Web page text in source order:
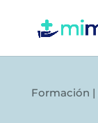
Formación |